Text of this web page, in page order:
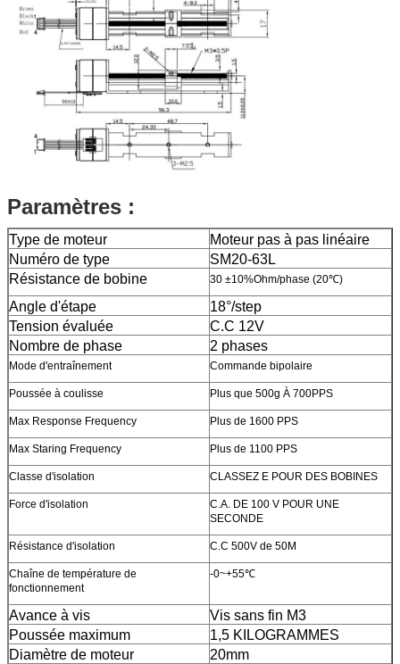
Paramètres :
Type de moteur
Moteur pas à pas linéaire
Numéro de type
SM20-63L
Résistance de bobine
30 ±10%Ohm/phase (20℃)
Angle d'étape
18°/step
Tension évaluée
C.C 12V
Nombre de phase
2 phases
Mode d'entraînement Commande bipolaire
Poussée à coulisse Plus que 500g À 700PPS
Max Response Frequency Plus de 1600 PPS
Max Staring Frequency Plus de 1100 PPS
Classe d'isolation CLASSEZ E POUR DES BOBINES
Force d'isolation
C.A. DE 100 V POUR UNE
SECONDE
Résistance d'isolation C.C 500V de 50M
Chaîne de température de
fonctionnement
-0~+55℃
Avance à vis
Vis sans fin M3
Poussée maximum
1,5 KILOGRAMMES
Diamètre de moteur
20mm